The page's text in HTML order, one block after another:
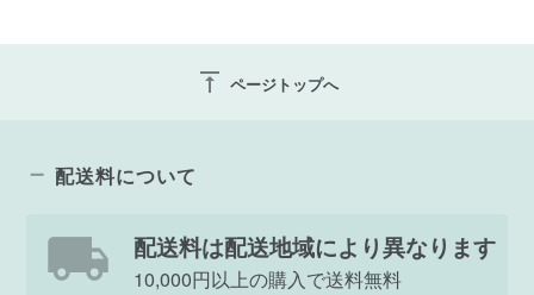
vertical_align_top ページトップへ
配送料について
配送料は配送地域により異なります
10,000円以上の購入で送料無料